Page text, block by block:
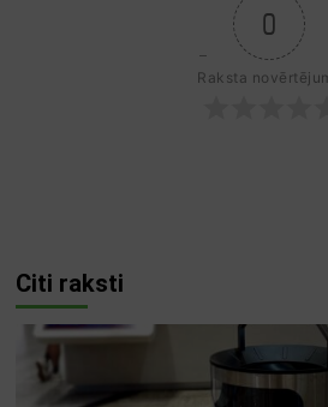
0
Raksta
Citi raksti